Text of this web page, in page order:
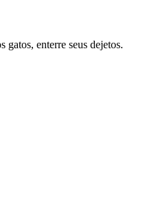
gatos, enterre seus dejetos.